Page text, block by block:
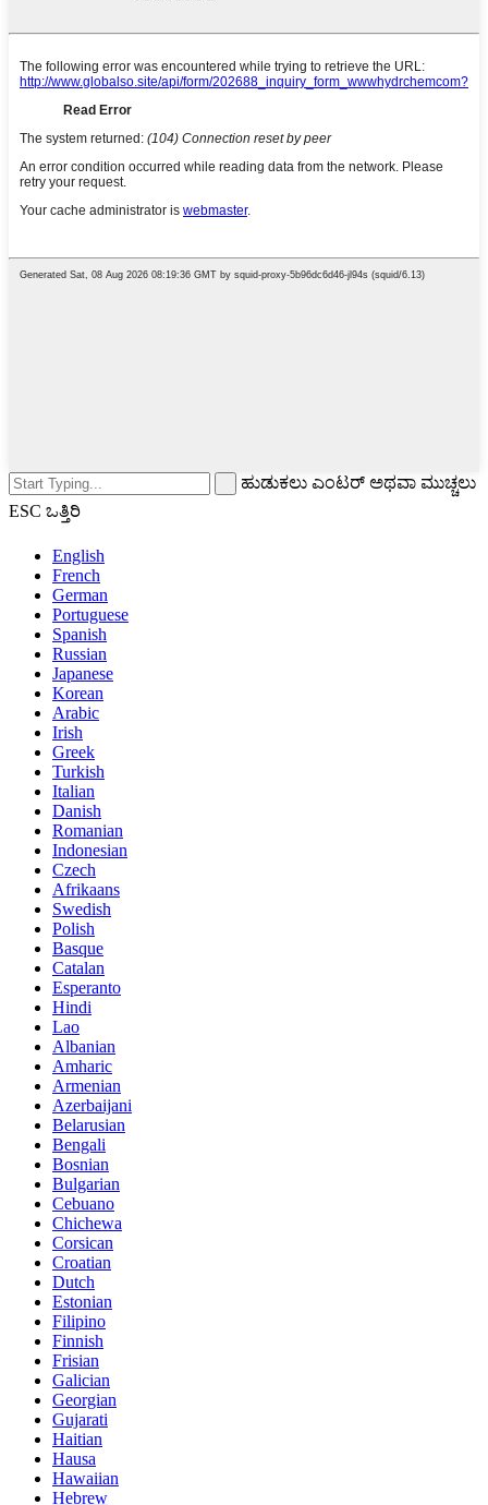
ಹುಡುಕಲು ಎಂಟರ್ ಅಥವಾ ಮುಚ್ಚಲು
ESC ಒತ್ತಿರಿ
English
French
German
Portuguese
Spanish
Russian
Japanese
Korean
Arabic
Irish
Greek
Turkish
Italian
Danish
Romanian
Indonesian
Czech
Afrikaans
Swedish
Polish
Basque
Catalan
Esperanto
Hindi
Lao
Albanian
Amharic
Armenian
Azerbaijani
Belarusian
Bengali
Bosnian
Bulgarian
Cebuano
Chichewa
Corsican
Croatian
Dutch
Estonian
Filipino
Finnish
Frisian
Galician
Georgian
Gujarati
Haitian
Hausa
Hawaiian
Hebrew